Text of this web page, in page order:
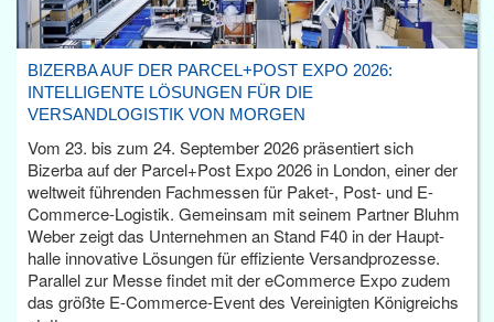
BIZERBA AUF DER PARCEL+POST EXPO 2026:
INTELLIGENTE LÖSUNGEN FÜR DIE
VERSANDLOGISTIK VON MORGEN
Vom 23. bis zum 24. September 2026 präsentiert sich
Bizerba auf der Parcel+Post Expo 2026 in London, einer der
weltweit führenden Fachmessen für Paket-, Post- und E-
Commerce-Logistik. Gemeinsam mit seinem Partner Bluhm
Weber zeigt das Unternehmen an Stand F40 in der Haupt­
halle innovative Lösungen für effiziente Versandprozesse.
Parallel zur Messe findet mit der eCommerce Expo zudem
das größte E-Commerce-Event des Vereinigten Königreichs